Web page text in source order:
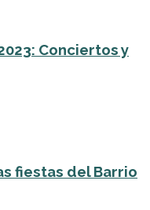
Conciertos y
fiestas del Barrio